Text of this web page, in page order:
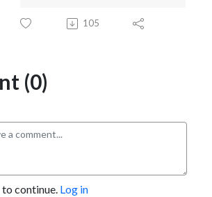
105
(0)
to continue. Log in